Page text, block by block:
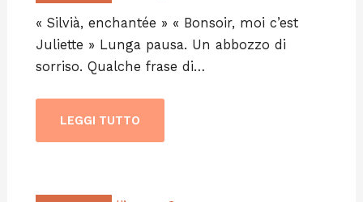
« Silvià, enchantée » « Bonsoir, moi c’est
Juliette » Lunga pausa. Un abbozzo di
sorriso. Qualche frase di…
LEGGI TUTTO